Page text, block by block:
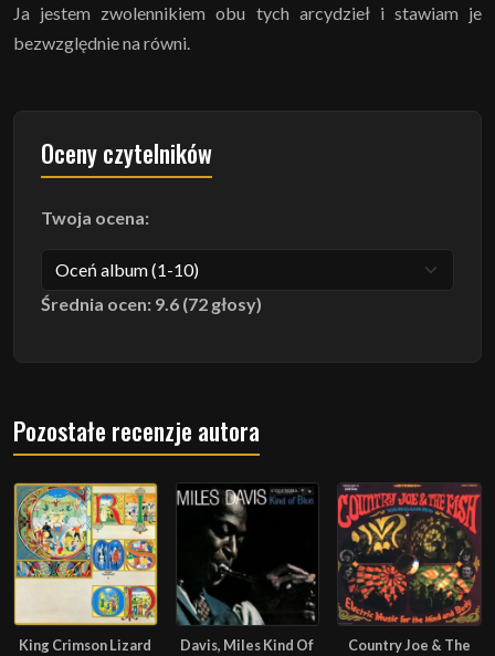
Ja jestem zwolennikiem obu tych arcydzieł i stawiam je
bezwzględnie na równi.
Oceny czytelników
Twoja ocena:
Średnia ocen: 9.6 (72 głosy)
Pozostałe recenzje autora
King Crimson Lizard
Davis, Miles Kind Of
Country Joe & The